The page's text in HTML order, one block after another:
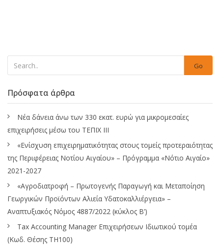
Go
Πρόσφατα άρθρα
Νέα δάνεια άνω των 330 εκατ. ευρώ για μικρομεσαίες
επιχειρήσεις μέσω του ΤΕΠΙΧ ΙΙΙ
«Ενίσχυση επιχειρηματικότητας στους τομείς προτεραιότητας
της Περιφέρειας Νοτίου Αιγαίου» – Πρόγραμμα «Νότιο Αιγαίο»
2021-2027
«Αγροδιατροφή – Πρωτογενής Παραγωγή και Μεταποίηση
Γεωργικών Προϊόντων Αλιεία Υδατοκαλλιέργεια» –
Αναπτυξιακός Νόμος 4887/2022 (κύκλος Β’)
Tax Accounting Manager Επιχειρήσεων Ιδιωτικού τομέα
(Κωδ. Θέσης ΤΗ100)